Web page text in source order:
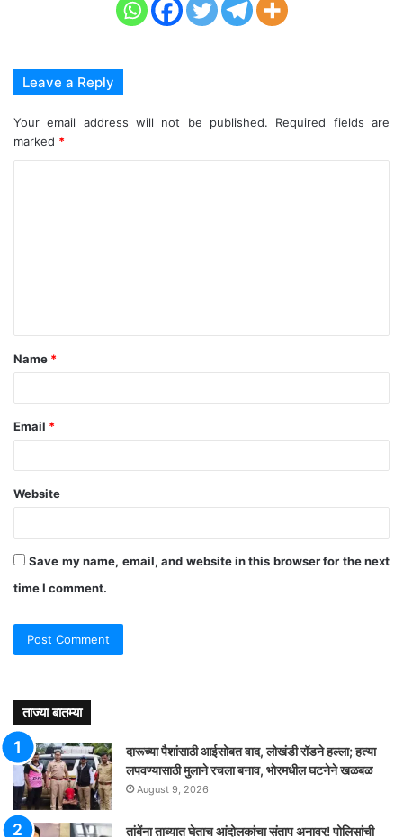
Leave a Reply
Your email address will not be published.
Required fields are
marked *
t
*
Name *
Email *
Website
Save my name, email, and website in this browser for the next
time I comment.
ताज्या बातम्या
दारूच्या पैशांसाठी आईसोबत वाद, लोखंडी रॉडने हल्ला; हत्या
लपवण्यासाठी मुलाने रचला बनाव, भोरमधील घटनेने खळबळ
August 9, 2026
तांबेंना ताब्यात घेताच आंदोलकांचा संताप अनावर! पोलिसांची